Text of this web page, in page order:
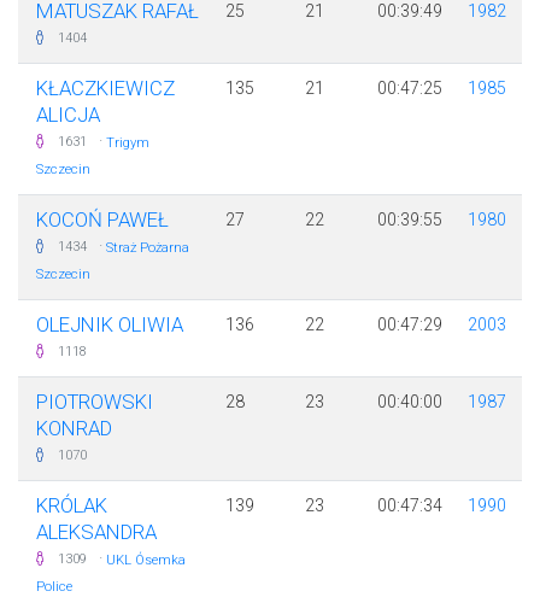
MATUSZAK RAFAŁ
1404
25 21 00:39:49 1982
KŁACZKIEWICZ
ALICJA
1631 · Trigym
Szczecin
135 21 00:47:25 1985
KOCOŃ PAWEŁ
1434 · Straż Pożarna
Szczecin
27 22 00:39:55 1980
OLEJNIK OLIWIA
1118
136 22 00:47:29 2003
PIOTROWSKI
KONRAD
1070
28 23 00:40:00 1987
KRÓLAK
ALEKSANDRA
1309 · UKL Ósemka
Police
139 23 00:47:34 1990